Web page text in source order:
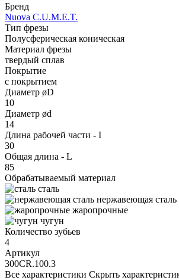
Бренд
Nuova C.U.M.E.T.
Тип фрезы
Полусферическая коническая
Материал фрезы
твердый сплав
Покрытие
с покрытием
Диаметр øD
10
Диаметр ød
14
Длина рабочей части - I
30
Общая длина - L
85
Обрабатываемый материал
сталь
нержавеющая сталь
жаропрочные
чугун
Количество зубьев
4
Артикул
300CR.100.3
Все характеристики Скрыть